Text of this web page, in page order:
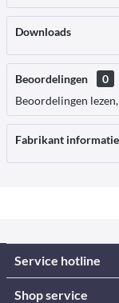
Downloads
Beoordelingen
0
Beoordelingen
Fabrikant informatie
Service hotline
Shop service